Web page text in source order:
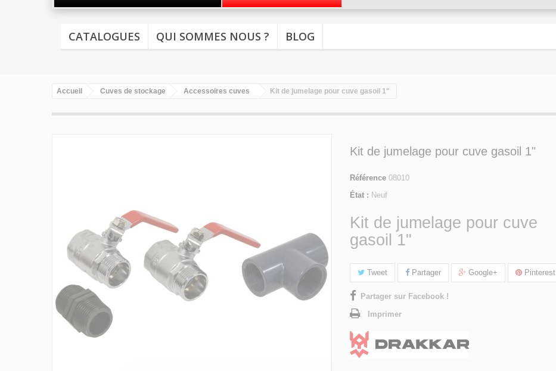
CATALOGUES QUI SOMMES NOUS ? BLOG
Accueil Cuves de stockage Accessoires cuves Kit de jumelage pour cuve gasoil 1"
Kit de jumelage pour cuve gasoil 1"
Référence 08010
État : Neuf
Kit de jumelage pour cuve
gasoil 1"
Tweet Partager Google+ Pinterest
Partager sur Facebook !
Imprimer